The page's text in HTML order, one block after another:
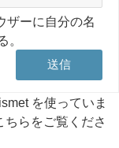
ザーに自分の名
。
を使っていま
ちらをご覧くださ